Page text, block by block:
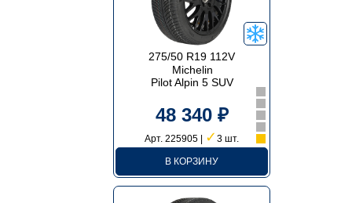
275/50 R19 112V
Michelin
Pilot Alpin 5 SUV
48 340 ₽
Арт. 225905 | ✓3 шт.
В КОРЗИНУ